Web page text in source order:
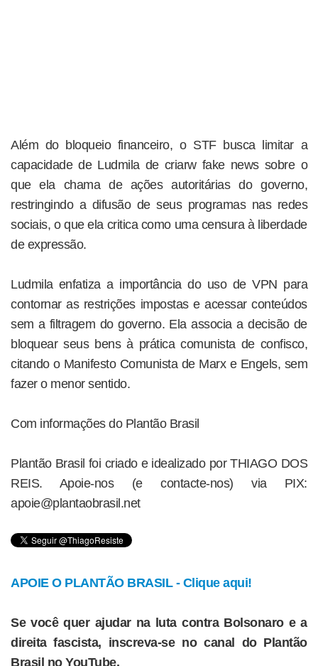
Além do bloqueio financeiro, o STF busca limitar a
capacidade de Ludmila de criarw fake news sobre o
que ela chama de ações autoritárias do governo,
restringindo a difusão de seus programas nas redes
sociais, o que ela critica como uma censura à liberdade
de expressão.
Ludmila enfatiza a importância do uso de VPN para
contornar as restrições impostas e acessar conteúdos
sem a filtragem do governo. Ela associa a decisão de
bloquear seus bens à prática comunista de confisco,
citando o Manifesto Comunista de Marx e Engels, sem
fazer o menor sentido.
Com informações do Plantão Brasil
Plantão Brasil foi criado e idealizado por THIAGO DOS
REIS. Apoie-nos (e contacte-nos) via PIX:
apoie@plantaobrasil.net
APOIE O PLANTÃO BRASIL - Clique aqui!
Se você quer ajudar na luta contra Bolsonaro e a
direita fascista, inscreva-se no canal do Plantão
Brasil no YouTube.